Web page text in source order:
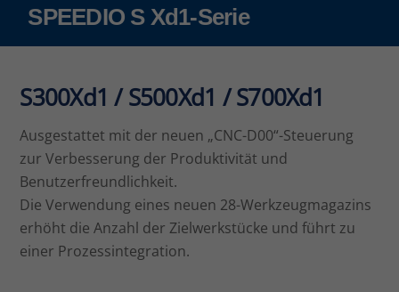
SPEEDIO S Xd1-Serie
S300Xd1 / S500Xd1 / S700Xd1
Ausgestattet mit der neuen „CNC-D00“-Steuerung
zur Verbesserung der Produktivität und
Benutzerfreundlichkeit.
Die Verwendung eines neuen 28-Werkzeugmagazins
erhöht die Anzahl der Zielwerkstücke und führt zu
einer Prozessintegration.